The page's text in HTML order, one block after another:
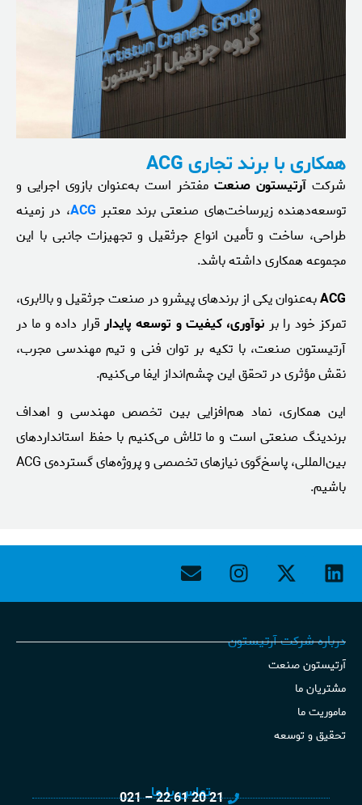
همکاری با برند تجاری ACG
شرکت آرتیستون صنعت مفتخر است به‌عنوان بازوی اجرایی و
توسعه‌دهنده زیرساخت‌های صنعتی برند معتبر ACG، در زمینه
طراحی، ساخت و تأمین انواع جرثقیل و تجهیزات جانبی با این
مجموعه همکاری داشته باشد.
ACGبه‌عنوان یکی از برندهای پیشرو در صنعت جرثقیل و بالابری،
تمرکز خود را بر نوآوری، کیفیت و توسعه پایدار قرار داده و ما در
آرتیستون صنعت، با تکیه بر توان فنی و تیم مهندسی مجرب،
نقش مؤثری در تحقق این چشم‌انداز ایفا می‌کنیم.
این همکاری، نماد هم‌افزایی بین تخصص مهندسی و اهداف
برندینگ صنعتی است و ما تلاش می‌کنیم با حفظ استانداردهای
بین‌المللی، پاسخ‌گوی نیازهای تخصصی و پروژه‌های گسترده‌ی ACG
باشیم.
درباره شرکت آرتیستون
آرتیستون صنعت
مشتریان ما
ماموریت ما
تحقیق و توسعه
تماس با ما21 20 61 22 – 021